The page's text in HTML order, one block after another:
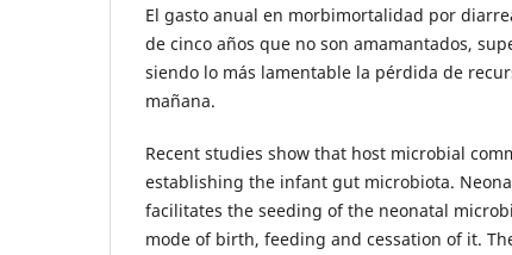
El gasto anual en morbimortalidad por
de cinco años que no son amamantados,
siendo lo más lamentable la pérdida de
mañana.
Recent studies show that host microbial
establishing the infant gut microbiota.
facilitates the seeding of the neonatal
mode of birth, feeding and cessation of it.